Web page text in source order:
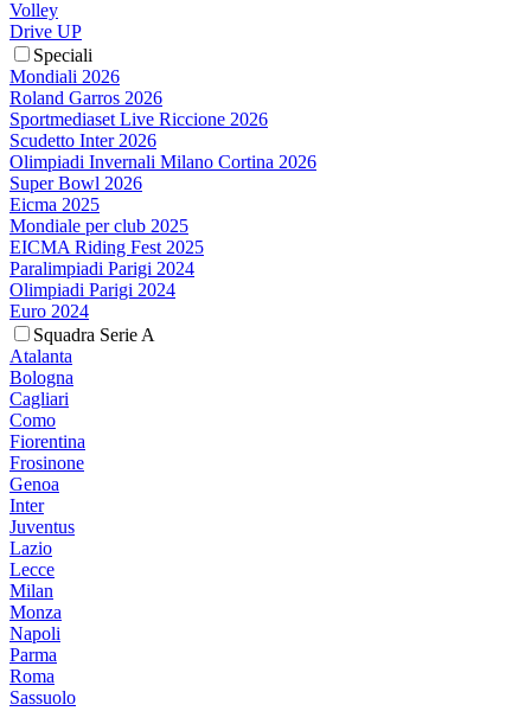
Volley
Drive UP
Speciali
Mondiali 2026
Roland Garros 2026
Sportmediaset Live Riccione 2026
Scudetto Inter 2026
Olimpiadi Invernali Milano Cortina 2026
Super Bowl 2026
Eicma 2025
Mondiale per club 2025
EICMA Riding Fest 2025
Paralimpiadi Parigi 2024
Olimpiadi Parigi 2024
Euro 2024
Squadra Serie A
Atalanta
Bologna
Cagliari
Como
Fiorentina
Frosinone
Genoa
Inter
Juventus
Lazio
Lecce
Milan
Monza
Napoli
Parma
Roma
Sassuolo